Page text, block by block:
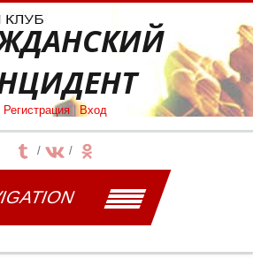
Регистрация Вход